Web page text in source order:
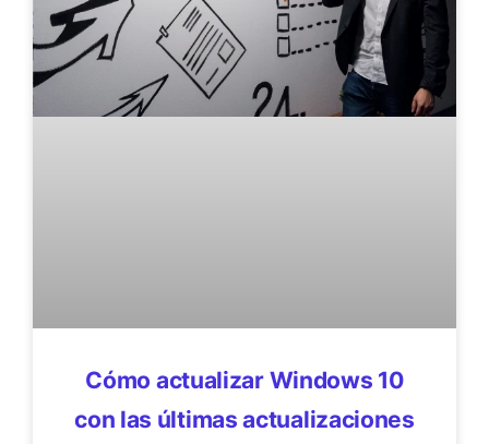
Cómo actualizar Windows 10
con las últimas actualizaciones